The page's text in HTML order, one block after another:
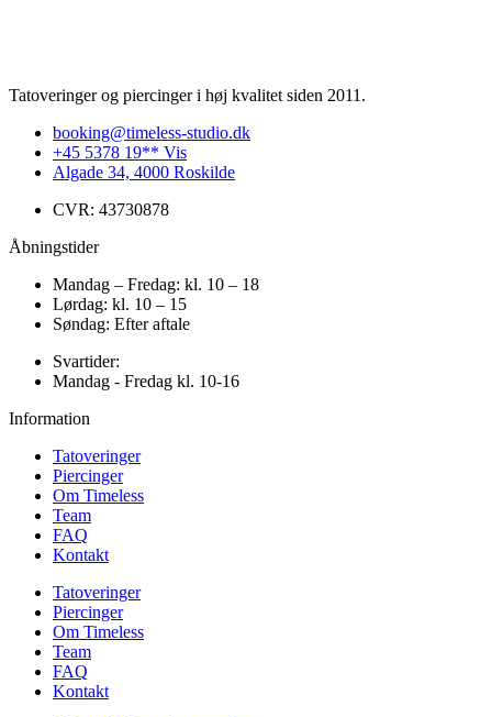
Tatoveringer og piercinger i høj kvalitet siden 2011.
booking@timeless-studio.dk
+45 5378 19** Vis
Algade 34, 4000 Roskilde
CVR: 43730878
Åbningstider
Mandag – Fredag: kl. 10 – 18
Lørdag: kl. 10 – 15
Søndag: Efter aftale
Svartider:
Mandag - Fredag kl. 10-16
Information
Tatoveringer
Piercinger
Om Timeless
Team
FAQ
Kontakt
Tatoveringer
Piercinger
Om Timeless
Team
FAQ
Kontakt